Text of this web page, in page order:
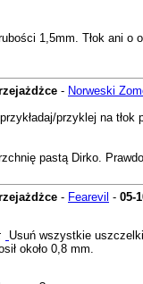
1,5mm. Tłok ani
- Norweski
przyklej na
pastą Dirko.
- Fearevil - 05-
Usuń wszystkie
około 0,8 mm.